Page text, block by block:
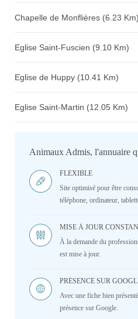
Chapelle de Monflières (6.23 Km)
Eglise Saint-Fuscien (9.10 Km)
Eglise de Huppy (10.41 Km)
Eglise Saint-Martin (12.05 Km)
Animaux Admis, l'annuaire
FLEXIBLE
Site optimisé pour être
téléphone, ordinateur,
MISE À JOUR
À la demande du
est mise à jour.
PRÉSENCE SUR
Avec une fiche bien
présence sur Google.